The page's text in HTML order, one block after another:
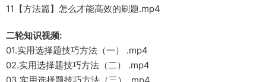
11【方法篇】怎么才能高效的刷题.mp4
二轮知识视频:
01.实用选择题技巧方法（一） .mp4
02.实用选择题技巧方法（二） .mp4
03.实用选择题技巧方法（三） .mp4